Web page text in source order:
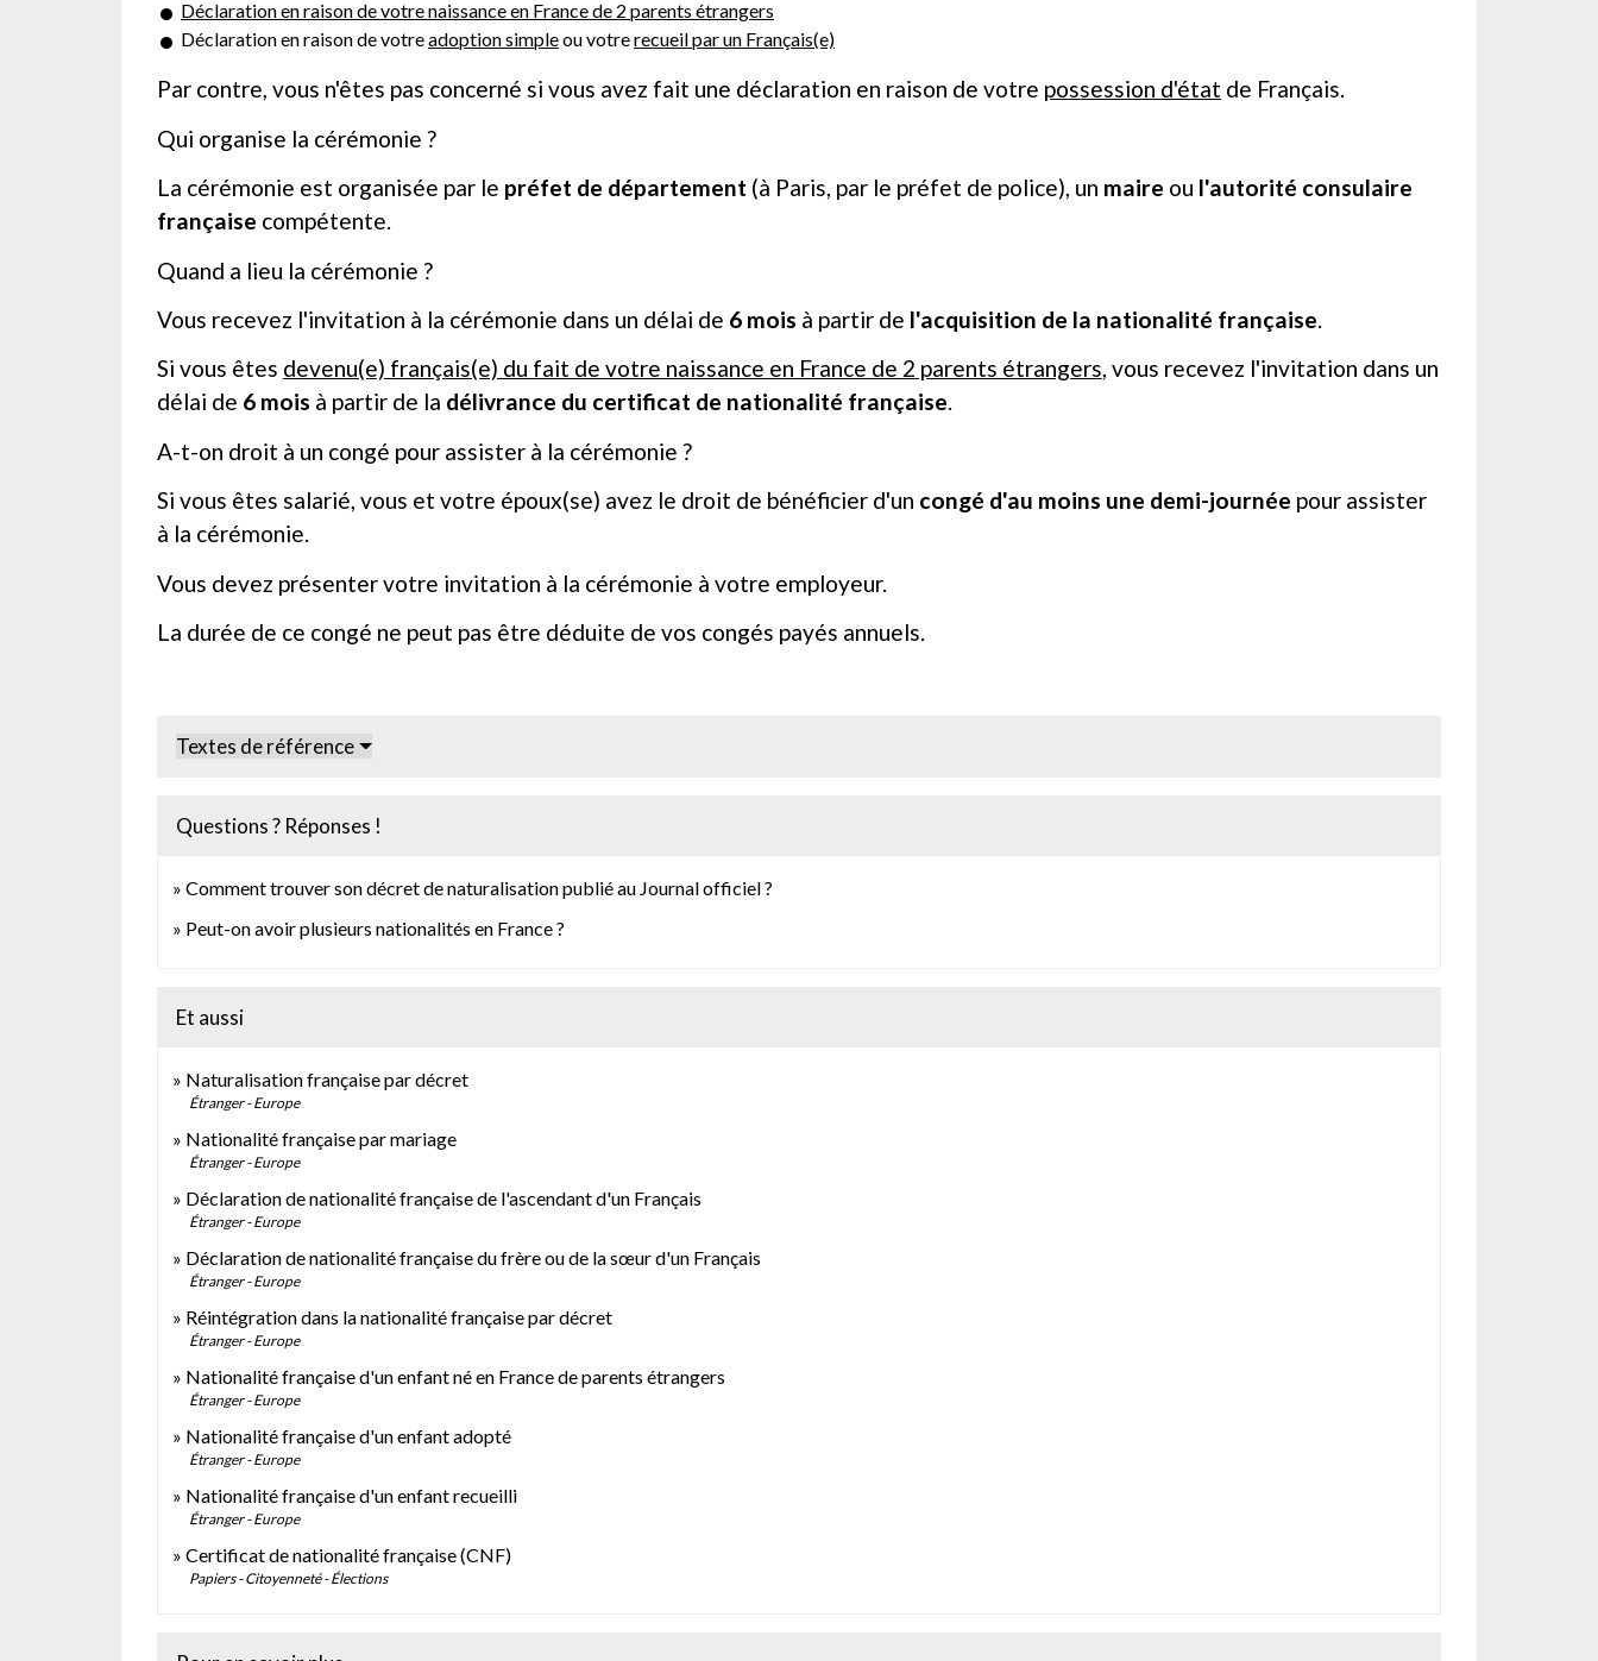
Déclaration en raison de votre naissance en France de 2 parents étrangers
Déclaration en raison de votreadoption simpleou votrerecueil par un Français(e)
Par contre, vous n'êtes pas concerné si vous avez fait une déclaration en raison de votre possession d'état de Français.
Qui organise la cérémonie ?
La cérémonie est organisée par le préfet de département (à Paris, par le préfet de police), un maire ou l'autorité consulaire
française compétente.
Quand a lieu la cérémonie ?
Vous recevez l'invitation à la cérémonie dans un délai de 6 mois à partir de l'acquisition de la nationalité française.
Si vous êtes devenu(e) français(e) du fait de votre naissance en France de 2 parents étrangers, vous recevez l'invitation dans un
délai de 6 mois à partir de la délivrance du certificat de nationalité française.
A-t-on droit à un congé pour assister à la cérémonie ?
Si vous êtes salarié, vous et votre époux(se) avez le droit de bénéficier d'un congé d'au moins une demi-journée pour assister
à la cérémonie.
Vous devez présenter votre invitation à la cérémonie à votre employeur.
La durée de ce congé ne peut pas être déduite de vos congés payés annuels.
Textes de référence
Questions ? Réponses !
Comment trouver son décret de naturalisation publié au Journal officiel ?
Peut-on avoir plusieurs nationalités en France ?
Et aussi
Naturalisation française par décret
Étranger - Europe
Nationalité française par mariage
Étranger - Europe
Déclaration de nationalité française de l'ascendant d'un Français
Étranger - Europe
Déclaration de nationalité française du frère ou de la sœur d'un Français
Étranger - Europe
Réintégration dans la nationalité française par décret
Étranger - Europe
Nationalité française d'un enfant né en France de parents étrangers
Étranger - Europe
Nationalité française d'un enfant adopté
Étranger - Europe
Nationalité française d'un enfant recueilli
Étranger - Europe
Certificat de nationalité française (CNF)
Papiers - Citoyenneté - Élections